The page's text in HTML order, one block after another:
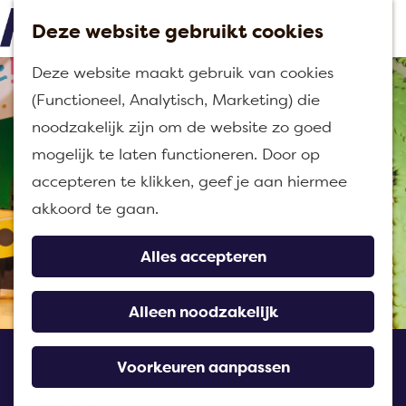
Deze website gebruikt cookies
Deze website maakt gebruik van cookies
(Functioneel, Analytisch, Marketing) die
noodzakelijk zijn om de website zo goed
mogelijk te laten functioneren. Door op
accepteren te klikken, geef je aan hiermee
akkoord te gaan.
Alles accepteren
Alleen noodzakelijk
Voorkeuren aanpassen
G
a
n
d
e
h
o
m
e
n
u
De Tovertuin